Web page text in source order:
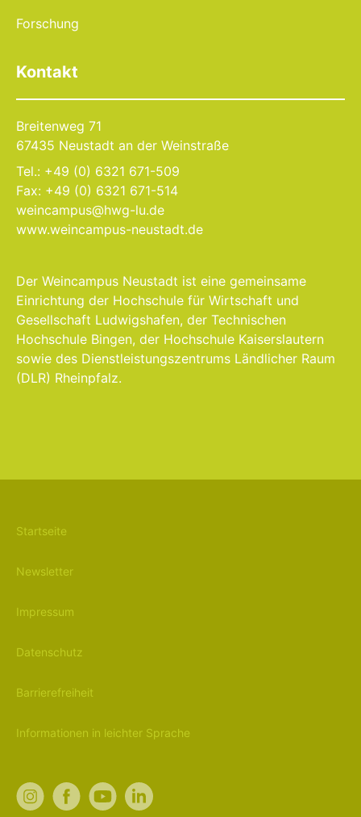
Forschung
Kontakt
Breitenweg 71
67435 Neustadt an der Weinstraße
Tel.: +49 (0) 6321 671-509
Fax: +49 (0) 6321 671-514
weincampus@hwg-lu.de
www.weincampus-neustadt.de
Der Weincampus Neustadt ist eine gemeinsame
Einrichtung der Hochschule für Wirtschaft und
Gesellschaft Ludwigshafen, der Technischen
Hochschule Bingen, der Hochschule Kaiserslautern
sowie des Dienstleistungszentrums Ländlicher Raum
(DLR) Rheinpfalz.
Startseite
Newsletter
Impressum
Datenschutz
Barrierefreiheit
Informationen in leichter Sprache